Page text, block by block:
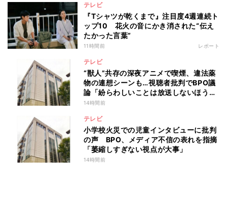
テレビ
『Tシャツが乾くまで』注目度4週連続ト
ップ10 花火の音にかき消された“伝え
たかった言葉”
11時間前 レポート
テレビ
“獣人”共存の深夜アニメで喫煙、違法薬
物の連想シーンも…視聴者批判でBPO議
論「紛らわしいことは放送しないほう
が」
14時間前
テレビ
小学校火災での児童インタビューに批判
の声 BPO、メディア不信の表れを指摘
「萎縮しすぎない視点が大事」
14時間前